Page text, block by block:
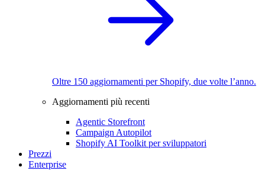
Oltre 150 aggiornamenti per Shopify, due volte l’anno.
Aggiornamenti più recenti
Agentic Storefront
Campaign Autopilot
Shopify AI Toolkit per sviluppatori
Prezzi
Enterprise